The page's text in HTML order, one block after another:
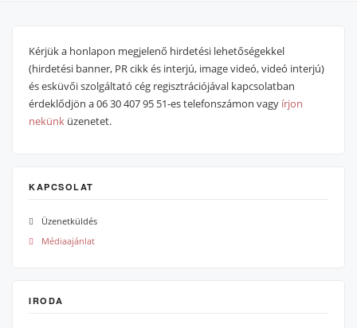
Kérjük a honlapon megjelenő hirdetési lehetőségekkel
(hirdetési banner, PR cikk és interjú, image videó, videó interjú)
és esküvői szolgáltató cég regisztrációjával kapcsolatban
érdeklődjön a 06 30 407 95 51-es telefonszámon vagy írjon
nekünk üzenetet.
KAPCSOLAT
Üzenetküldés
Médiaajánlat
IRODA